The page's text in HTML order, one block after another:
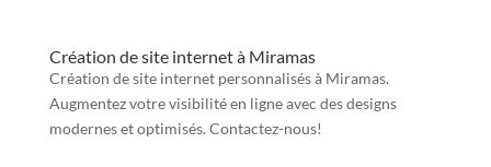
Création de site internet à Miramas
Création de site internet personnalisés à Miramas.
Augmentez votre visibilité en ligne avec des designs
modernes et optimisés. Contactez-nous!